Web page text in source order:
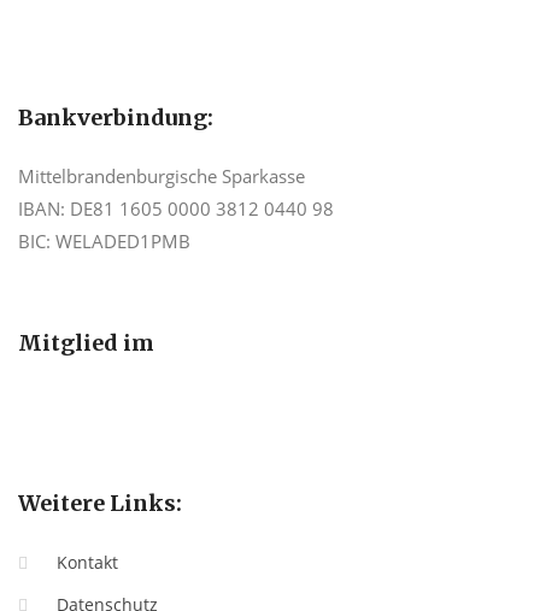
Bankverbindung:
Mittelbrandenburgische Sparkasse
IBAN: DE81 1605 0000 3812 0440 98
BIC: WELADED1PMB
Mitglied im
Weitere Links:
Kontakt
Datenschutz